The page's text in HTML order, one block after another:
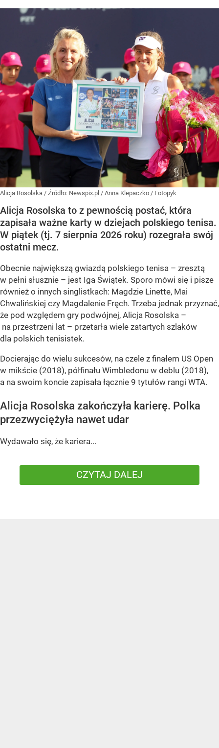
Alicja Rosolska / Źródło: Newspix.pl / Anna Klepaczko / Fotopyk
Alicja Rosolska to z pewnością postać, która
zapisała ważne karty w dziejach polskiego tenisa.
W piątek (tj. 7 sierpnia 2026 roku) rozegrała swój
ostatni mecz.
Obecnie największą gwiazdą polskiego tenisa – zresztą
w pełni słusznie – jest Iga Świątek. Sporo mówi się i pisze
również o innych singlistkach: Magdzie Linette, Mai
Chwalińskiej czy Magdalenie Fręch. Trzeba jednak przyznać,
że pod względem gry podwójnej, Alicja Rosolska –
na przestrzeni lat – przetarła wiele zatartych szlaków
dla polskich tenisistek.
Docierając do wielu sukcesów, na czele z finałem US Open
w mikście (2018), półfinału Wimbledonu w deblu (2018),
a na swoim koncie zapisała łącznie 9 tytułów rangi WTA.
Alicja Rosolska zakończyła karierę. Polka
przezwyciężyła nawet udar
Wydawało się, że kariera...
CZYTAJ DALEJ